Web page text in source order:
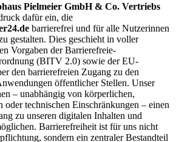
Pielmeier GmbH & Co. Vertriebs
dafür ein, die
barrierefrei und für alle Nutzerinnen
gestalten. Dies geschieht in voller
Vorgaben der Barrierefreie-
(BITV 2.0) sowie der EU-
den barrierefreien Zugang zu den
öffentlicher Stellen. Unser
– unabhängig von körperlichen,
oder technischen Einschränkungen – einen
zu unseren digitalen Inhalten und
Barrierefreiheit ist für uns nicht
sondern ein zentraler Bestandteil